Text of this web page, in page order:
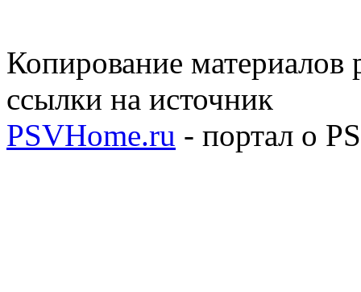
Копирование материалов
ссылки на источник
PSVHome.ru - портал о